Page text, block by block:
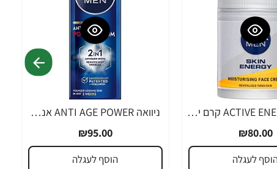
ניוואה ACTIVE ENERGY קרם יום לגבר 50 מ"ל - מבית NIVEA
₪80.00
לעגלה
ניוואה ANTI AGE POWER אנטי אייג' פאוור סרום 2 ב-1 לגבר 30 מ"ל - מבית NIVEA
₪95.00
הוסף לעגלה